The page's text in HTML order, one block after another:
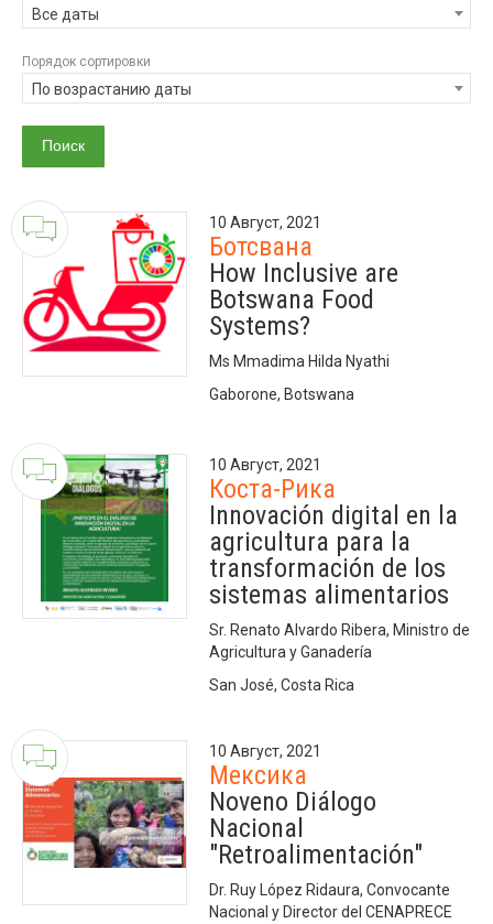
Все даты
Порядок сортировки
По возрастанию даты
10 Август, 2021
Ботсвана
How Inclusive are
Botswana Food
Systems?
Ms Mmadima Hilda Nyathi
Gaborone, Botswana
10 Август, 2021
Коста-Рика
Innovación digital en la
agricultura para la
transformación de los
sistemas alimentarios
Sr. Renato Alvardo Ribera, Ministro de
Agricultura y Ganadería
San José, Costa Rica
10 Август, 2021
Мексика
Noveno Diálogo
Nacional
"Retroalimentación"
Dr. Ruy López Ridaura, Convocante
Nacional y Director del CENAPRECE